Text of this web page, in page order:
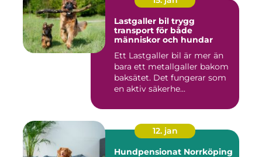
Lastgaller bil trygg
transport för både
människor och hundar
Ett Lastgaller bil är mer än
bara ett metallgaller bakom
baksätet. Det fungerar som
en aktiv säkerhe...
12. jan
Hundpensionat Norrköping